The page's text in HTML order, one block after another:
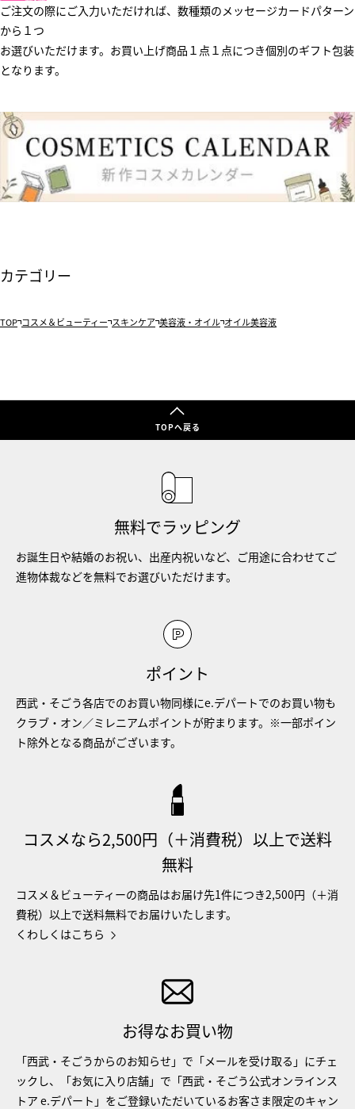
ご注文の際にご入力いただければ、数種類のメッセージカードパターン
から１つ
お選びいただけます。お買い上げ商品１点１点につき個別のギフト包装
となります。
カテゴリー
TOP コスメ＆ビューティー スキンケア 美容液・オイル オイル美容液
TOPへ戻る
無料でラッピング
お誕生日や結婚のお祝い、出産内祝いなど、ご用途に合わせてご
進物体裁などを無料でお選びいただけます。
ポイント
西武・そごう各店でのお買い物同様にe.デパートでのお買い物も
クラブ・オン／ミレニアムポイントが貯まります。※一部ポイン
ト除外となる商品がございます。
コスメなら2,500円（＋消費税）以上で送料
無料
コスメ＆ビューティーの商品はお届け先1件につき2,500円（＋消
費税）以上で送料無料でお届けいたします。
くわしくはこちら
お得なお買い物
「西武・そごうからのお知らせ」で「メールを受け取る」にチェ
ックし、「お気に入り店舗」で「西武・そごう公式オンラインス
トア e.デパート」をご登録いただいているお客さま限定のキャン